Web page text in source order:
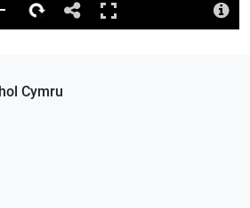
– The National Library of Wales
Cymru